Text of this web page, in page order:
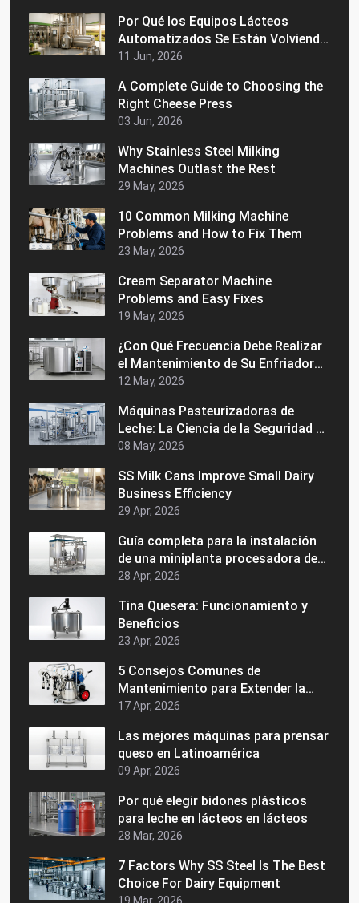
Por Qué los Equipos Lácteos
Automatizados Se Están Volviendo
Populares en los Mercados
11 Jun, 2026
A Complete Guide to Choosing the
Right Cheese Press
03 Jun, 2026
Why Stainless Steel Milking
Machines Outlast the Rest
29 May, 2026
10 Common Milking Machine
Problems and How to Fix Them
23 May, 2026
Cream Separator Machine
Problems and Easy Fixes
19 May, 2026
¿Con Qué Frecuencia Debe Realizar
el Mantenimiento de Su Enfriador
de Leche a Granel?
12 May, 2026
Máquinas Pasteurizadoras de
Leche: La Ciencia de la Seguridad y
la Vida Útil
08 May, 2026
SS Milk Cans Improve Small Dairy
Business Efficiency
29 Apr, 2026
Guía completa para la instalación
de una miniplanta procesadora de
lácteos
28 Apr, 2026
Tina Quesera: Funcionamiento y
Beneficios
23 Apr, 2026
5 Consejos Comunes de
Mantenimiento para Extender la
Vida de su Maquinaria Láctea
17 Apr, 2026
Las mejores máquinas para prensar
queso en Latinoamérica
09 Apr, 2026
Por qué elegir bidones plásticos
para leche en lácteos en lácteos
28 Mar, 2026
7 Factors Why SS Steel Is The Best
Choice For Dairy Equipment
19 Mar, 2026